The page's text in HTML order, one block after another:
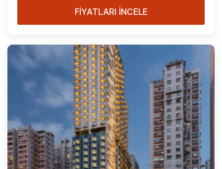
FİYATLARI İNCELE